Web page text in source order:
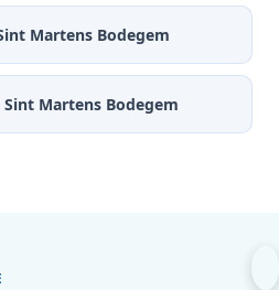
Martens Bodegem
Martens Bodegem